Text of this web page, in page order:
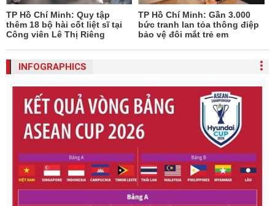
TP Hồ Chí Minh: Quy tập
thêm 18 bộ hài cốt liệt sĩ tại
Công viên Lê Thị Riêng
TP Hồ Chí Minh: Gần 3.000
bức tranh lan tỏa thông điệp
bảo vệ đôi mắt trẻ em
INFOGRAPHICS